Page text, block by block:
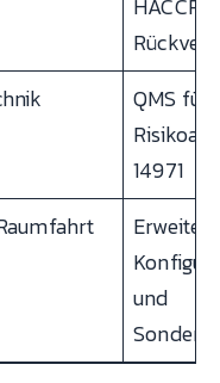
QMS für
14971
und